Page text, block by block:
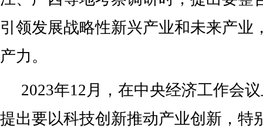
引领发展战略性新兴产业和未来产业
产力。
2023年12月，在中央经济工作会
提出要以科技创新推动产业创新，特